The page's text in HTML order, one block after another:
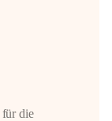
für die